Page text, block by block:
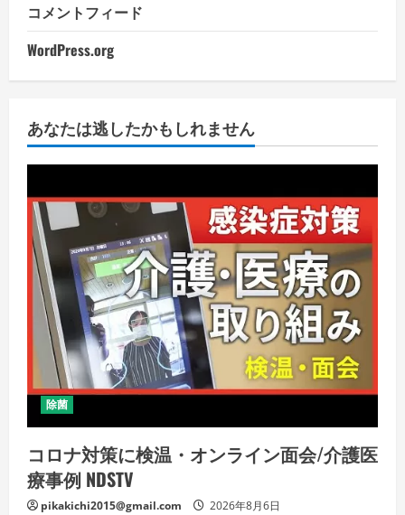
コメントフィード
WordPress.org
あなたは逃したかもしれません
除菌
コロナ対策に検温・オンライン面会/介護医
療事例 NDSTV
pikakichi2015@gmail.com 2026年8月6日